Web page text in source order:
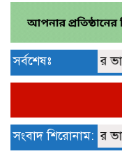
সর্বশেষঃ
কোটি ১৫ লাখ টাকার
সংবাদ শিরোনাম:
কোটি ১৫ লাখ টাকার